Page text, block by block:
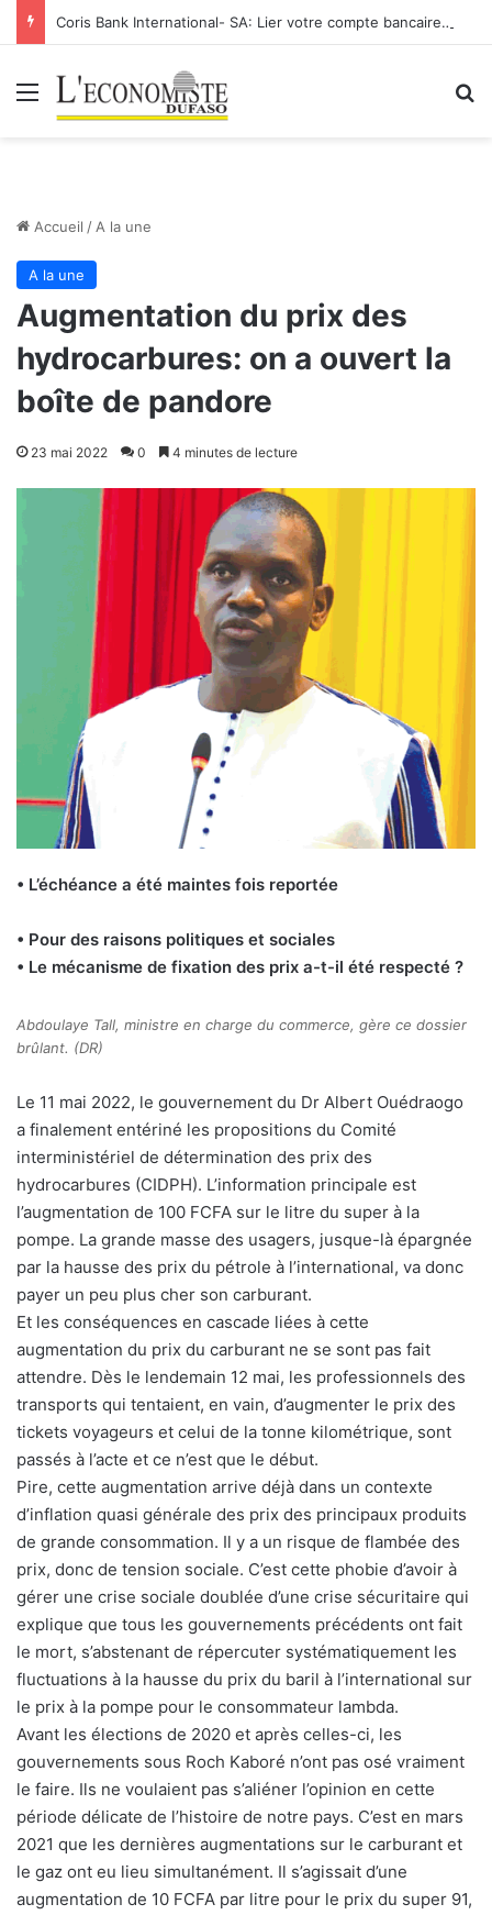
Coris Bank International- SA: Lier votre compte bancaire à votre Orange Money
Menu
Accueil / A la une
A la une
Augmentation du prix des
hydrocarbures: on a ouvert la
boîte de pandore
23 mai 2022 0 4 minutes de lecture
• L’échéance a été maintes fois reportée
• Pour des raisons politiques et sociales
• Le mécanisme de fixation des prix a-t-il été respecté ?
Abdoulaye Tall, ministre en charge du commerce, gère ce dossier
brûlant. (DR)
Le 11 mai 2022, le gouvernement du Dr Albert Ouédraogo
a finalement entériné les propositions du Comité
interministériel de détermination des prix des
hydrocarbures (CIDPH). L’information principale est
l’augmentation de 100 FCFA sur le litre du super à la
pompe. La grande masse des usagers, jusque-là épargnée
par la hausse des prix du pétrole à l’international, va donc
payer un peu plus cher son carburant.
Et les conséquences en cascade liées à cette
augmentation du prix du carburant ne se sont pas fait
attendre. Dès le lendemain 12 mai, les professionnels des
transports qui tentaient, en vain, d’augmenter le prix des
tickets voyageurs et celui de la tonne kilométrique, sont
passés à l’acte et ce n’est que le début.
Pire, cette augmentation arrive déjà dans un contexte
d’inflation quasi générale des prix des principaux produits
de grande consommation. Il y a un risque de flambée des
prix, donc de tension sociale. C’est cette phobie d’avoir à
gérer une crise sociale doublée d’une crise sécuritaire qui
explique que tous les gouvernements précédents ont fait
le mort, s’abstenant de répercuter systématiquement les
fluctuations à la hausse du prix du baril à l’international sur
le prix à la pompe pour le consommateur lambda.
Avant les élections de 2020 et après celles-ci, les
gouvernements sous Roch Kaboré n’ont pas osé vraiment
le faire. Ils ne voulaient pas s’aliéner l’opinion en cette
période délicate de l’histoire de notre pays. C’est en mars
2021 que les dernières augmentations sur le carburant et
le gaz ont eu lieu simultanément. Il s’agissait d’une
augmentation de 10 FCFA par litre pour le prix du super 91,